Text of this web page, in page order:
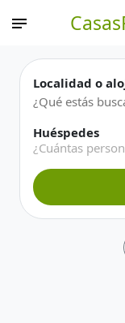
Localidad o
Huéspedes
¿Cuántas